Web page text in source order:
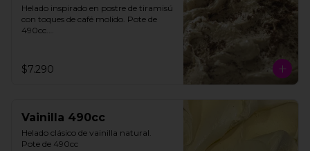
Helado inspirado en postre de tiramisú
con toques de café molido. Pote de
490cc.
**FOTO REFERENCIAL**
$7.290
Vainilla 490cc
Helado clásico de vainilla natural.
Pote de 490cc